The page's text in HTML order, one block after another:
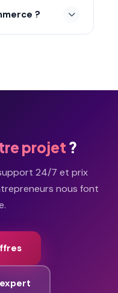
?
projet?
24/7 et prix
nous font